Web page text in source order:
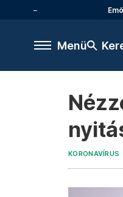
Menü
KORONAVÍRUS